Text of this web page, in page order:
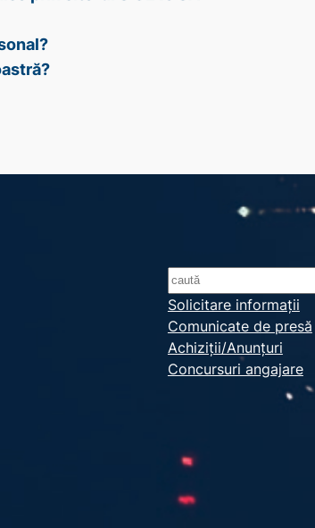
S
e
a
r
c
Solicitare informații
Comunicate de presă
Achiziții/Anunțuri
Concursuri angajare